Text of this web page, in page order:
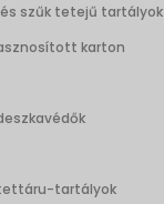
és szűk tetejű tartályok
karton
tartályok